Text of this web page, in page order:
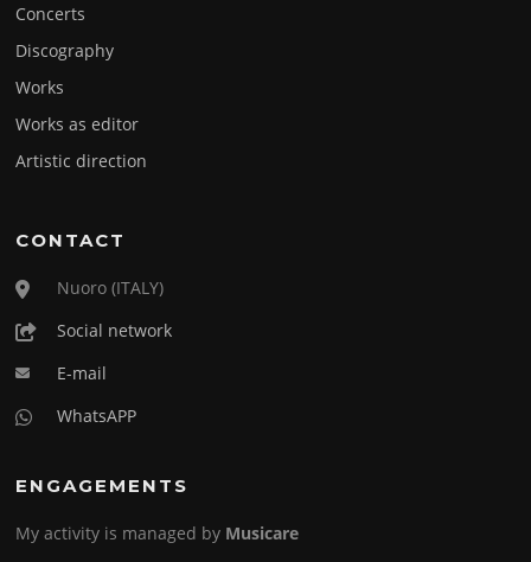
Concerts
Discography
Works
Works as editor
Artistic direction
CONTACT
Nuoro (ITALY)
Social network
E-mail
WhatsAPP
ENGAGEMENTS
My activity is managed by Musicare